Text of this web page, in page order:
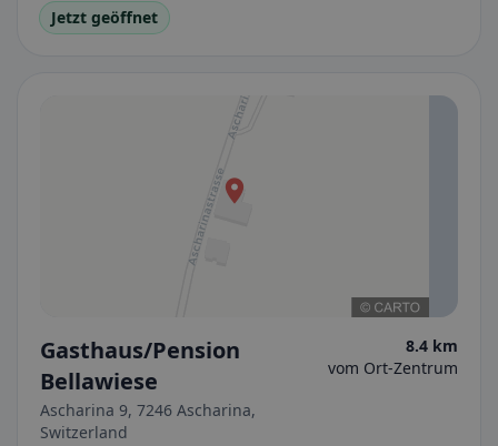
Jetzt geöffnet
Gasthaus/Pension
Bellawiese
Ascharina 9, 7246 Ascharina,
Switzerland
8.4 km
vom Ort-Zentrum